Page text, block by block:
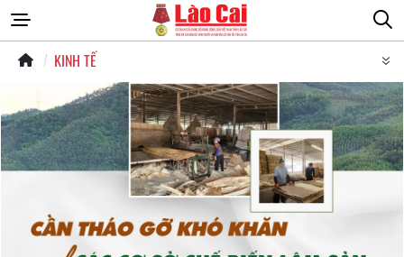
KINH TẾ